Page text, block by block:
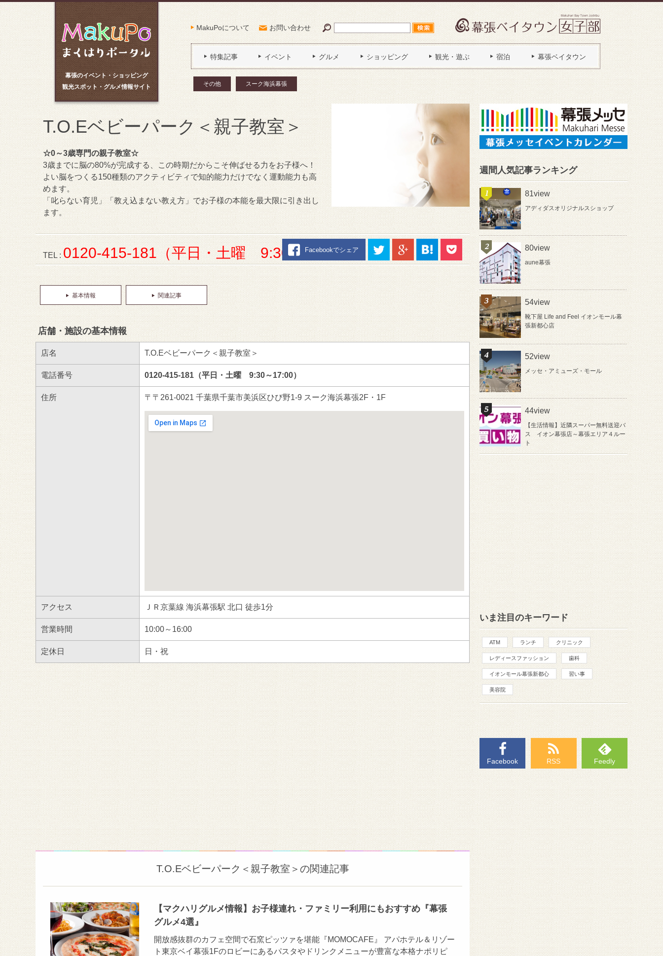
幕張のイベント・ショッピング
観光スポット・グルメ情報サイト
MakuPoについて お問い合わせ
特集記事 イベント グルメ ショッピング 観光・遊ぶ 宿泊 幕張ベイタウン
その他 スーク海浜幕張
T.O.Eベビーパーク＜親子教室＞
☆0～3歳専門の親子教室☆
3歳までに脳の80%が完成する、この時期だからこそ伸ばせる力をお子様へ！
よい脳をつくる150種類のアクティビティで知的能力だけでなく運動能力も高
めます。
「叱らない育児」「教え込まない教え方」でお子様の本能を最大限に引き出し
ます。
TEL : 0120-415-181（平日・土曜 9:30～17:00）
Facebookでシェア
基本情報 関連記事
店舗・施設の基本情報
店名 T.O.Eベビーパーク＜親子教室＞
電話番号 0120-415-181（平日・土曜 9:30～17:00）
住所 〒〒261-0021 千葉県千葉市美浜区ひび野1-9 スーク海浜幕張2F・1F
アクセス ＪＲ京葉線 海浜幕張駅 北口 徒歩1分
営業時間 10:00～16:00
定休日 日・祝
T.O.Eベビーパーク＜親子教室＞の関連記事
【マクハリグルメ情報】お子様連れ・ファミリー利用にもおすすめ『幕張
グルメ4選』
開放感抜群のカフェ空間で石窯ピッツァを堪能『MOMOCAFE』 アパホテル＆リゾー
ト東京ベイ幕張1Fのロビーにあるパスタやドリンクメニューが豊富な本格ナポリピ
週間人気記事ランキング
81view
アディダスオリジナルスショップ
80view
aune幕張
54view
靴下屋 Life and Feel イオンモール幕
張新都心店
52view
メッセ・アミューズ・モール
44view
【生活情報】近隣スーパー無料送迎バ
ス イオン幕張店～幕張エリア４ルー
ト
いま注目のキーワード
ATM ランチ クリニック
レディースファッション 歯科
イオンモール幕張新都心 習い事
美容院
Facebook RSS Feedly